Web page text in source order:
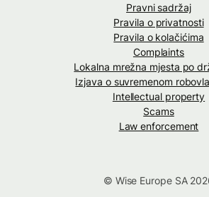
Pravni sadržaj
Pravila o privatnosti
Pravila o kolačićima
Complaints
Lokalna mrežna mjesta po
Izjava o suvremenom
Intellectual property
Scams
Law enforcement
© Wise Europe SA